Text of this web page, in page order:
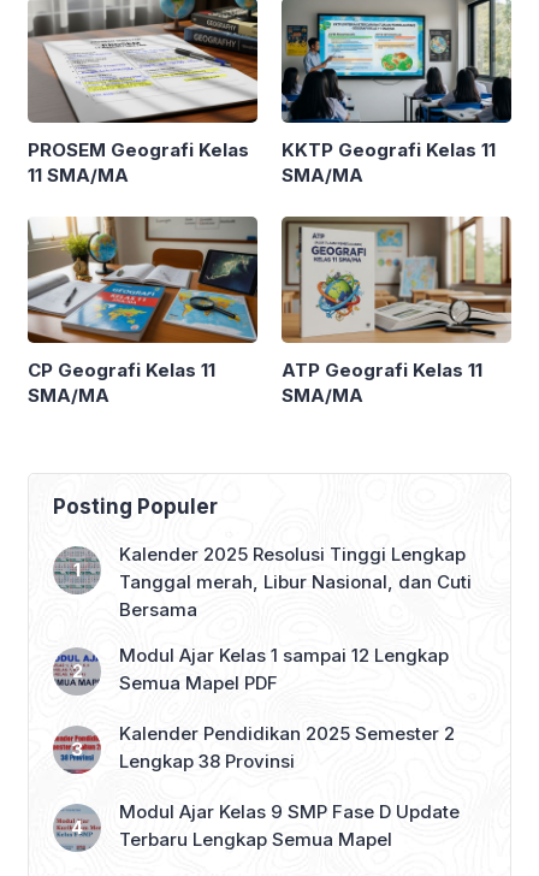
PROSEM Geografi Kelas
11 SMA/MA
KKTP Geografi Kelas 11
SMA/MA
CP Geografi Kelas 11
SMA/MA
ATP Geografi Kelas 11
SMA/MA
Posting Populer
Kalender 2025 Resolusi Tinggi Lengkap
Tanggal merah, Libur Nasional, dan Cuti
Bersama
Modul Ajar Kelas 1 sampai 12 Lengkap
Semua Mapel PDF
Kalender Pendidikan 2025 Semester 2
Lengkap 38 Provinsi
Modul Ajar Kelas 9 SMP Fase D Update
Terbaru Lengkap Semua Mapel